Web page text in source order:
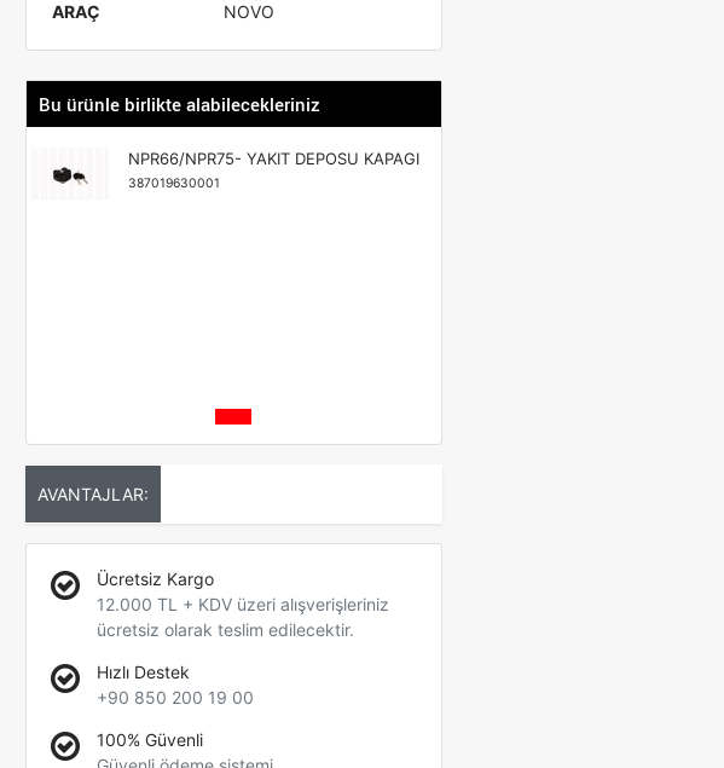
ARAÇ
NOVO
Bu ürünle birlikte alabilecekleriniz
NPR66/NPR75- YAKIT DEPOSU KAPAGI
387019630001
AVANTAJLAR:
Ücretsiz Kargo
12.000 TL + KDV üzeri alışverişleriniz
ücretsiz olarak teslim edilecektir.
Hızlı Destek
+90 850 200 19 00
100% Güvenli